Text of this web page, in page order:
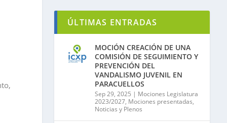
ÚLTIMAS ENTRADAS
MOCIÓN CREACIÓN DE UNA
COMISIÓN DE SEGUIMIENTO Y
PREVENCIÓN DEL
VANDALISMO JUVENIL EN
PARACUELLOS
Sep 29, 2025 | Mociones Legislatura
2023/2027, Mociones presentadas,
Noticias y Plenos